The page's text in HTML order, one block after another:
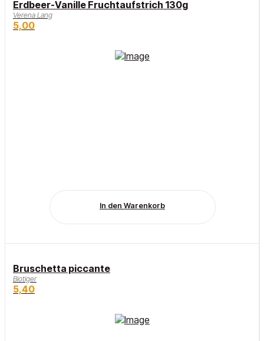
Erdbeer-Vanille Fruchtaufstrich 130g
Verena Lang
5,00
In den Warenkorb
Bruschetta piccante
Biotiger
5,40